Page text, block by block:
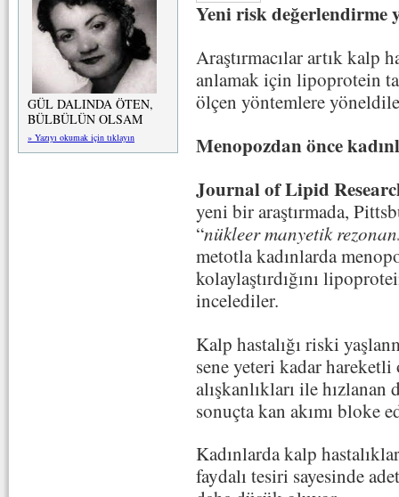
GÜL DALINDA ÖTEN,
BÜLBÜLÜN OLSAM
» Yazıyı okumak için tıklayın
Yeni risk değerlendirme
Araştırmacılar artık kalp
anlamak için lipoprotein
ölçen yöntemlere
Menopozdan önce
Journal of Lipid
yeni bir araştırmada,
“nükleer manyetik
metotla kadınlarda
kolaylaştırdığını
incelediler.
Kalp hastalığı riski
sene yeteri kadar hareketli
alışkanlıkları ile
sonuçta kan akımı bloke
Kadınlarda kalp
faydalı tesiri sayesinde